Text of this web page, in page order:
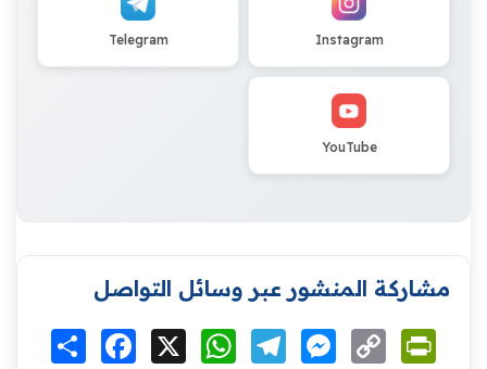
Instagram
Telegram
YouTube
مشاركة المنشور عبر وسائل التواصل
انشر Facebook WhatsAppTelegramMessenger
Copy
Link